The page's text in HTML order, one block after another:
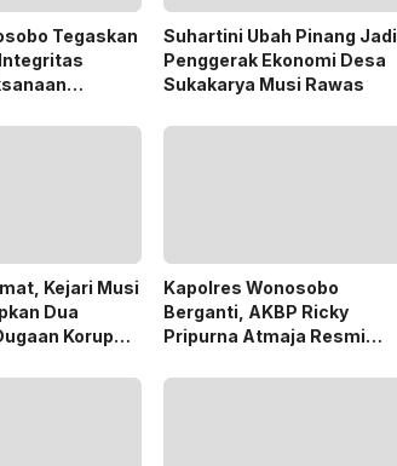
Tegaskan
Suhartini Ubah Pinang Jadi
Penggerak Ekonomi Desa
Sukakarya Musi Rawas
Kejari Musi
Dua
Korupsi
Kapolres Wonosobo
Berganti, AKBP Ricky
Pripurna Atmaja Resmi